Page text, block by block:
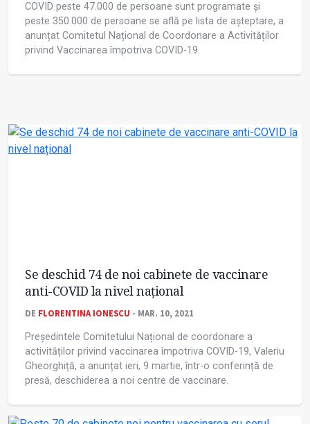
COVID peste 47.000 de persoane sunt programate și
peste 350.000 de persoane se află pe lista de așteptare, a
anunțat Comitetul Național de Coordonare a Activităților
privind Vaccinarea împotriva COVID-19.
Se deschid 74 de noi cabinete de vaccinare
anti-COVID la nivel național
DE FLORENTINA IONESCU - MAR. 10, 2021
Președintele Comitetului Național de coordonare a
activităților privind vaccinarea împotriva COVID-19, Valeriu
Gheorghiță, a anunțat ieri, 9 martie, într-o conferință de
presă, deschiderea a noi centre de vaccinare.